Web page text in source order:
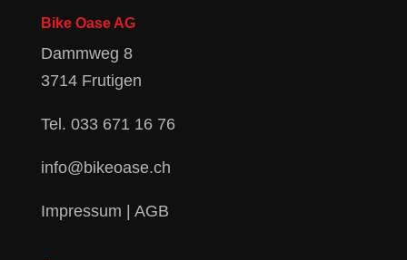
Bike Oase AG
Dammweg 8
3714 Frutigen
Tel. 033 671 16 76
info@bikeoase.ch
Impressum AGB